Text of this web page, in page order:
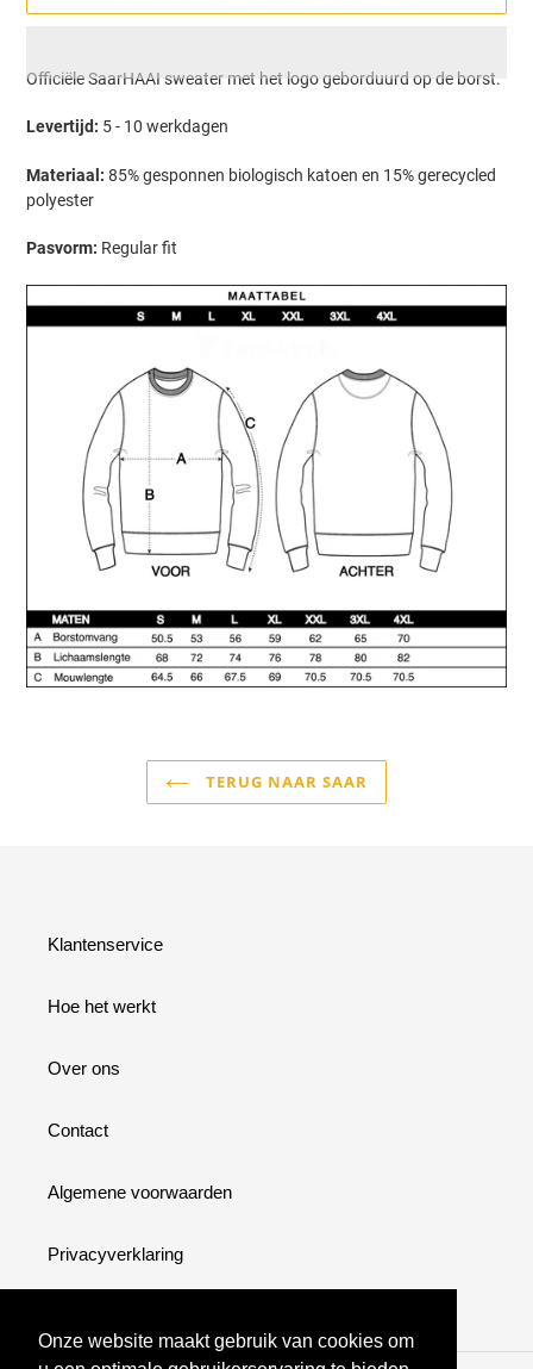
Onze website maakt gebruik van cookies om
Product
aan
winkelwagen
Officiële SaarHAAI sweater met het logo geborduurd op de borst.
Levertijd: 5 - 10 werkdagen
Materiaal: 85% gesponnen biologisch katoen en 15% gerecycled
polyester
Pasvorm: Regular fit
TERUG NAAR SAAR
Klantenservice
Hoe het werkt
Over ons
Contact
Algemene voorwaarden
Privacyverklaring